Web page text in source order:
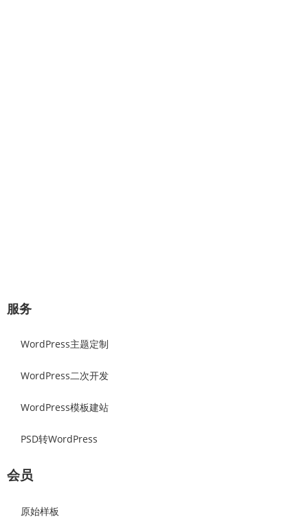
服务
WordPress主题定制
WordPress二次开发
WordPress模板建站
PSD转WordPress
会员
原始样板